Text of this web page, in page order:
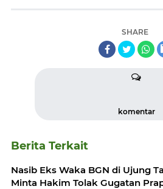
SHARE
komentar
Berita Terkait
Nasib Eks Waka BGN di Ujung
Minta Hakim Tolak Gugatan